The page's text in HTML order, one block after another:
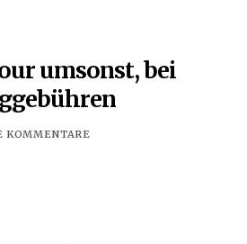
umsonst, bei
KOMMENTARE